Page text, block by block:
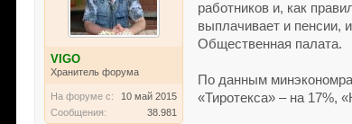
VIGO
Хранитель форума
На форуме с:
10 май 2015
Сообщения:
38.981
работников и, как
выплачивает и пенсии,
Общественная палата.
По данным
«Тиротекса» – на 17%,